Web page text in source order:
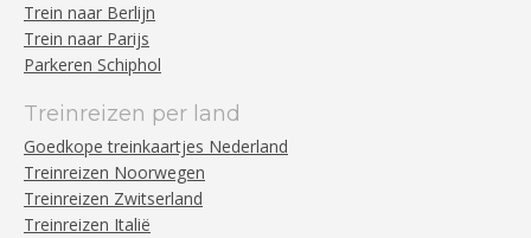
Trein naar Berlijn
Trein naar Parijs
Parkeren Schiphol
Treinreizen per land
Goedkope treinkaartjes Nederland
Treinreizen Noorwegen
Treinreizen Zwitserland
Treinreizen Italië